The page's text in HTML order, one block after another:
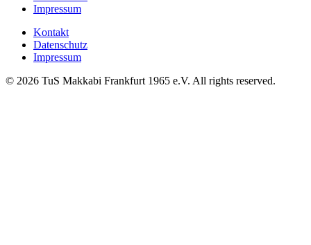
Impressum
Kontakt
Datenschutz
Impressum
© 2026 TuS Makkabi Frankfurt 1965 e.V. All rights reserved.